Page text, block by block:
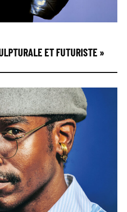
ET FUTURISTE »